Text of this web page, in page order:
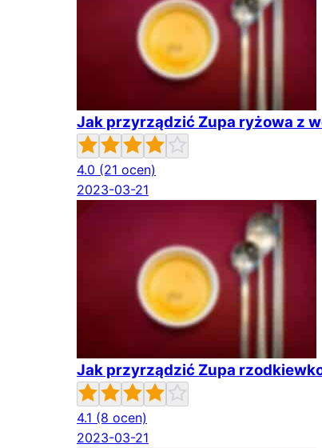
Jak przyrządzić Zupa ryżowa z
4.0 (21 ocen)
2023-03-21
Jak przyrządzić Zupa
4.1 (8 ocen)
2023-03-21